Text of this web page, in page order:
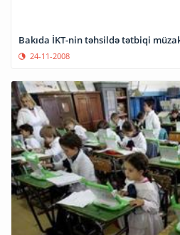
Bakıda İKT-nin təhsildə tətbiqi
24-11-2008